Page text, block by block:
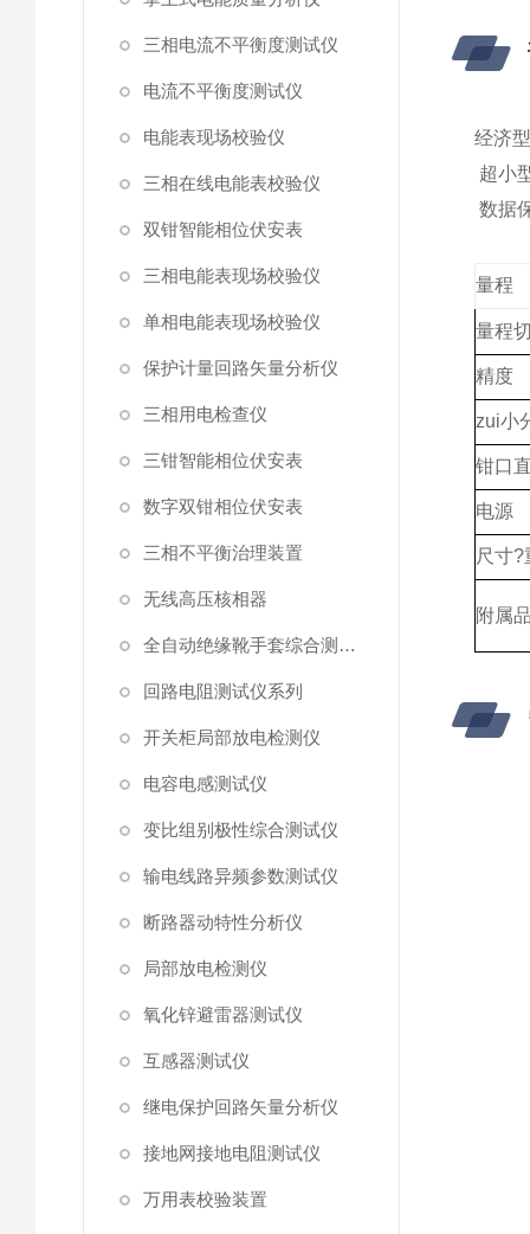
三相电流不平衡度测试仪
电流不平衡度测试仪
电能表现场校验仪
三相在线电能表校验仪
双钳智能相位伏安表
三相电能表现场校验仪
单相电能表现场校验仪
保护计量回路矢量分析仪
三相用电检查仪
三钳智能相位伏安表
数字双钳相位伏安表
三相不平衡治理装置
无线高压核相器
全自动绝缘靴手套综合测试仪
回路电阻测试仪系列
开关柜局部放电检测仪
电容电感测试仪
变比组别极性综合测试仪
输电线路异频参数测试仪
断路器动特性分析仪
局部放电检测仪
氧化锌避雷器测试仪
互感器测试仪
继电保护回路矢量分析仪
接地网接地电阻测试仪
万用表校验装置
经济
超小
数据
量程
量程
精度
zui小
钳口
电源
尺寸?
附属